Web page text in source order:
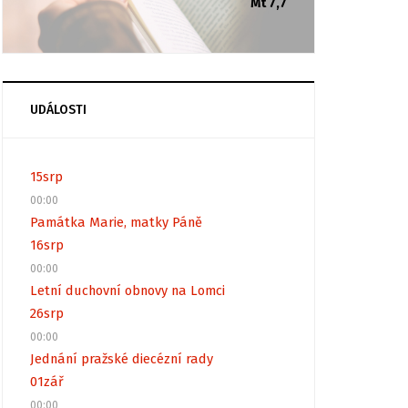
Mt 7,7
UDÁLOSTI
15srp
00:00
Památka Marie, matky Páně
16srp
00:00
Letní duchovní obnovy na Lomci
26srp
00:00
Jednání pražské diecézní rady
01zář
00:00